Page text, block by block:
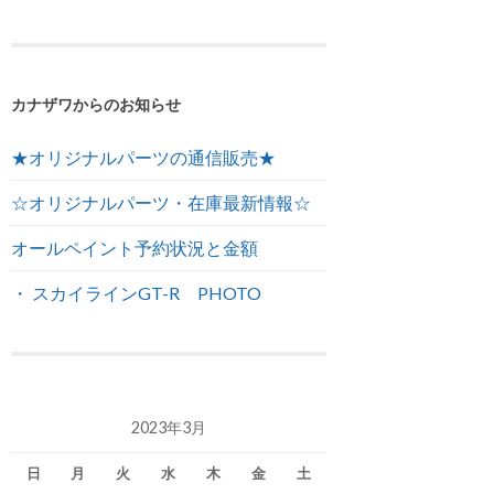
カナザワからのお知らせ
★オリジナルパーツの通信販売★
☆オリジナルパーツ・在庫最新情報☆
オールペイント予約状況と金額
・ スカイラインGT-R PHOTO
2023年3月
日 月 火 水 木 金 土